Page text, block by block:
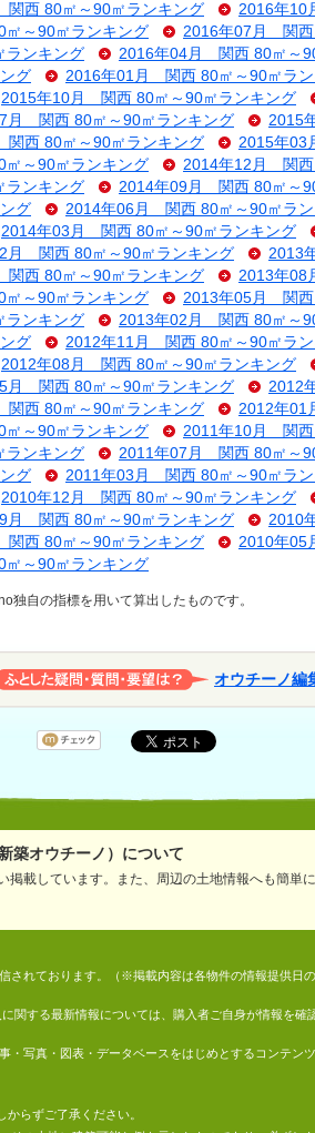
西 80㎡～90㎡ランキング 2016年10
～90㎡ランキング 2016年07月 関西
ンキング 2016年04月 関西 80㎡～
グ 2016年01月 関西 80㎡～90㎡ラ
2015年10月 関西 80㎡～90㎡ランキング
月 関西 80㎡～90㎡ランキング
2015
西 80㎡～90㎡ランキング 2015年03
～90㎡ランキング 2014年12月 関西
ンキング 2014年09月 関西 80㎡～
グ 2014年06月 関西 80㎡～90㎡ラ
2014年03月 関西 80㎡～90㎡ランキング
月 関西 80㎡～90㎡ランキング
2013
西 80㎡～90㎡ランキング 2013年08
～90㎡ランキング 2013年05月 関西
ンキング 2013年02月 関西 80㎡～
グ 2012年11月 関西 80㎡～90㎡ラ
2012年08月 関西 80㎡～90㎡ランキング
月 関西 80㎡～90㎡ランキング
2012
西 80㎡～90㎡ランキング 2012年01
～90㎡ランキング 2011年10月 関西
ンキング 2011年07月 関西 80㎡～
グ 2011年03月 関西 80㎡～90㎡ラ
2010年12月 関西 80㎡～90㎡ランキング
月 関西 80㎡～90㎡ランキング
2010
西 80㎡～90㎡ランキング 2010年05
～90㎡ランキング
自の指標を用いて算出したものです。
オウチーノ編
築オウチーノ）について
載しています。また、周辺の土地情報へも簡単
れております。（※掲載内容は各物件の情報提供日
関する最新情報については、購入者ご自身が情報を確
写真・図表・データベースをはじめとするコンテン
らずご了承ください。